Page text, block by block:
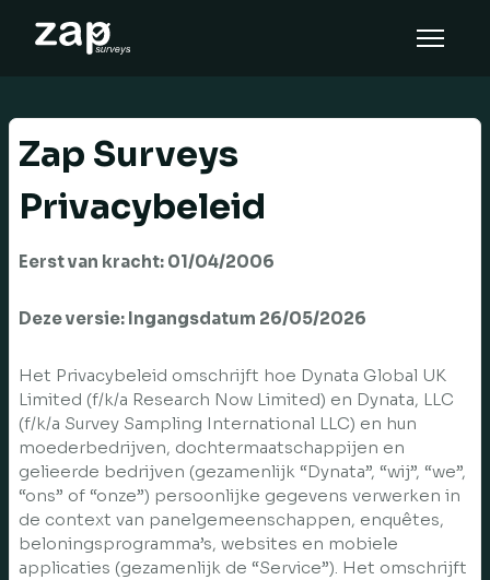
ES
Zap Surveys
Privacybeleid
Eerst van kracht: 01/04/2006
Deze versie: Ingangsdatum 26/05/2026
Het Privacybeleid omschrijft hoe Dynata Global UK
Limited (f/k/a Research Now Limited) en Dynata, LLC
(f/k/a Survey Sampling International LLC) en hun
moederbedrijven, dochtermaatschappijen en
gelieerde bedrijven (gezamenlijk “Dynata”, “wij”, “we”,
“ons” of “onze”) persoonlijke gegevens verwerken in
de context van panelgemeenschappen, enquêtes,
beloningsprogramma’s, websites en mobiele
applicaties (gezamenlijk de “Service”). Het omschrijft